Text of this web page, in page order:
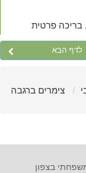
לדף הבא
צימרים ברגבה
בצפון